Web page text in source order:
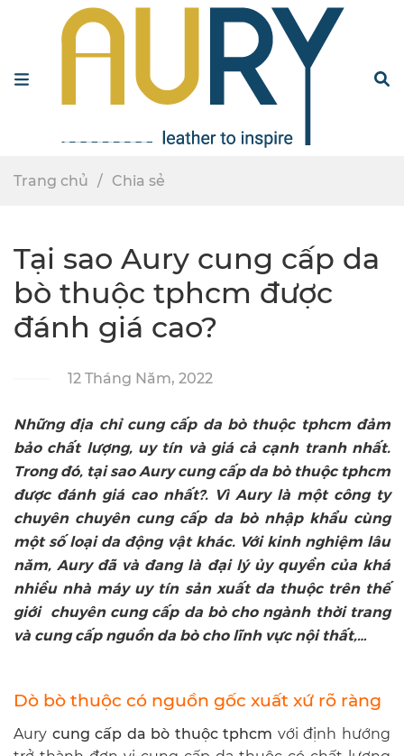
Trang chủ Chia sẻ
Tại sao Aury cung cấp da
bò thuộc tphcm được
đánh giá cao?
12 Tháng Năm, 2022
Những địa chỉ cung cấp da bò thuộc tphcm đảm
bảo chất lượng, uy tín và giá cả cạnh tranh nhất.
Trong đó, tại sao Aury cung cấp da bò thuộc tphcm
được đánh giá cao nhất?. Vì Aury là một công ty
chuyên chuyên cung cấp da bò nhập khẩu cùng
một số loại da động vật khác. Với kinh nghiệm lâu
năm, Aury đã và đang là đại lý ủy quyền của khá
nhiều nhà máy uy tín sản xuất da thuộc trên thế
giới chuyên cung cấp da bò cho ngành thời trang
và cung cấp nguồn da bò cho lĩnh vực nội thất,…
Dò bò thuộc có nguồn gốc xuất xứ rõ ràng
Aury cung cấp da bò thuộc tphcm với định hướng